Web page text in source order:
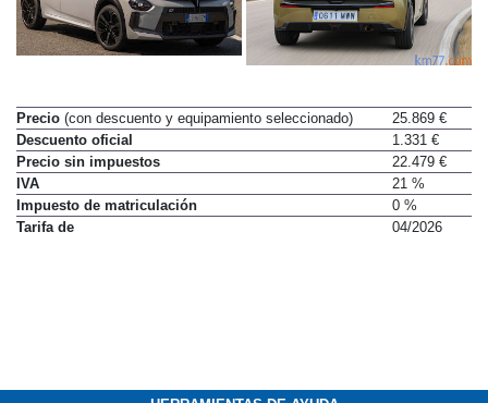
Precio(con descuento y equipamiento seleccionado)
25.869 €
Descuento oficial
1.331 €
Precio sin impuestos
22.479 €
IVA
21 %
Impuesto de matriculación
0 %